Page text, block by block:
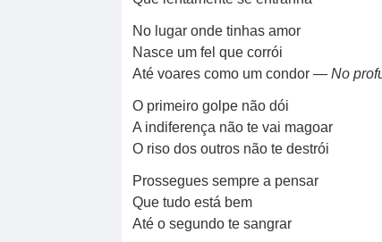
No lugar onde tinhas amor
Nasce um fel que corrói
Até voares como um condor —No
O primeiro golpe não dói
A indiferença não te vai magoar
O riso dos outros não te destrói
Prossegues sempre a pensar
Que tudo está bem
Até o segundo te sangrar